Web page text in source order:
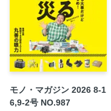
【特別企画】シリー
「銭」
バックナンバーリスト
次号予告
モノ・マガジン 2026 8-1
6,9-2号 NO.987